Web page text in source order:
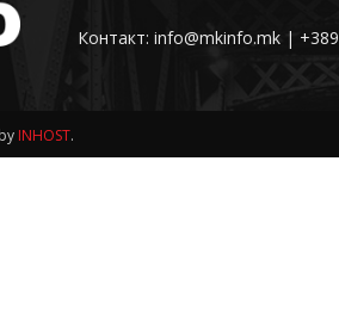
Контакт: info@mkinfo.mk |
INHOST.